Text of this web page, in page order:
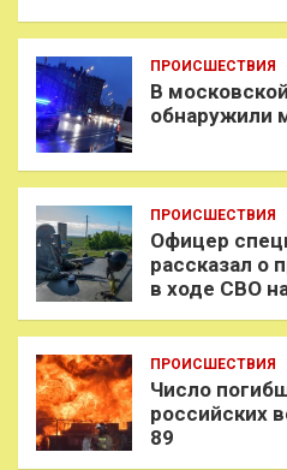
ПРОИСШЕСТВИЯ
В
обнаружили
ПРОИСШЕСТВИЯ
Офицер
рассказал о
в ходе СВО
ПРОИСШЕСТВИЯ
Число
российских
89